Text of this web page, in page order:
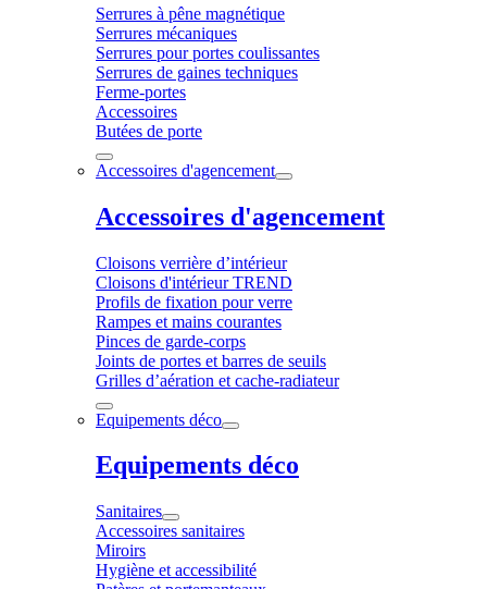
Serrures à pêne magnétique
Serrures mécaniques
Serrures pour portes coulissantes
Serrures de gaines techniques
Ferme-portes
Accessoires
Butées de porte
Accessoires d'agencement
Accessoires d'agencement
Cloisons verrière d’intérieur
Cloisons d'intérieur TREND
Profils de fixation pour verre
Rampes et mains courantes
Pinces de garde-corps
Joints de portes et barres de seuils
Grilles d’aération et cache-radiateur
Equipements déco
Equipements déco
Sanitaires
Accessoires sanitaires
Miroirs
Hygiène et accessibilité